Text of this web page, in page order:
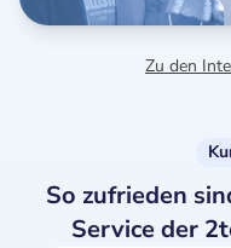
Zu den
So zufrieden
Service der